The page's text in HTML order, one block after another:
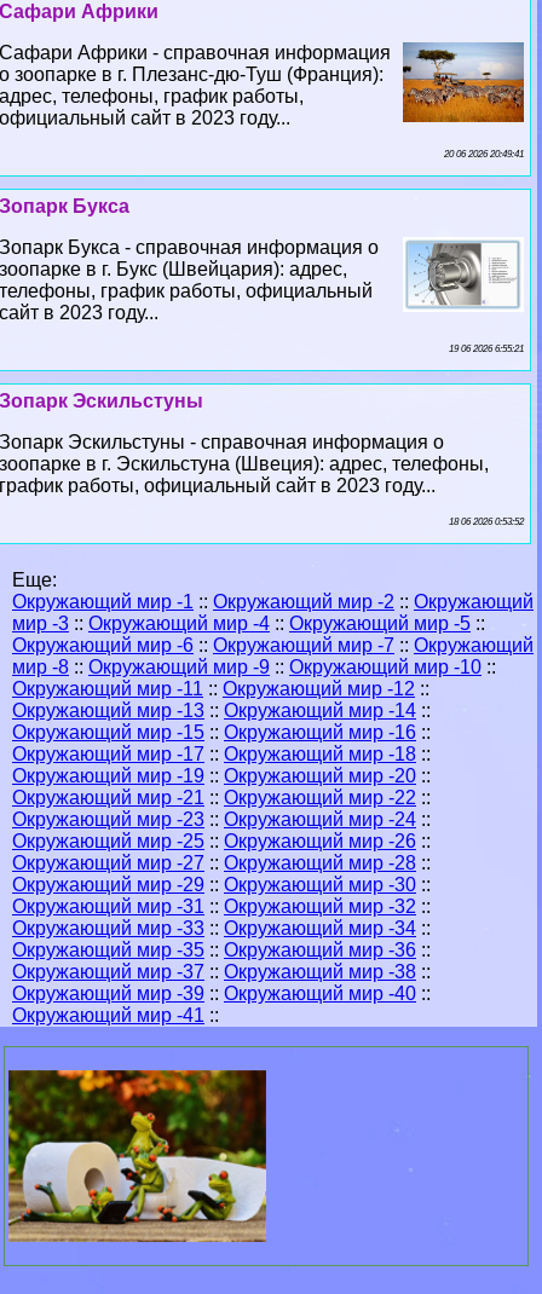
Сафари Африки
Сафари Африки - справочная информация
о зоопарке в г. Плезанс-дю-Туш (Франция):
адрес, телефоны, график работы,
официальный сайт в 2023 году...
20 06 2026 20:49:41
Зопарк Букса
Зопарк Букса - справочная информация о
зоопарке в г. Букс (Швейцария): адрес,
телефоны, график работы, официальный
сайт в 2023 году...
19 06 2026 6:55:21
Зопарк Эскильстуны
Зопарк Эскильстуны - справочная информация о
зоопарке в г. Эскильстуна (Швеция): адрес, телефоны,
график работы, официальный сайт в 2023 году...
18 06 2026 0:53:52
Еще:
Окружающий мир -1 :: Окружающий мир -2 :: Окружающий
мир -3 :: Окружающий мир -4 :: Окружающий мир -5 ::
Окружающий мир -6 :: Окружающий мир -7 :: Окружающий
мир -8 :: Окружающий мир -9 :: Окружающий мир -10 ::
Окружающий мир -11 :: Окружающий мир -12 ::
Окружающий мир -13 :: Окружающий мир -14 ::
Окружающий мир -15 :: Окружающий мир -16 ::
Окружающий мир -17 :: Окружающий мир -18 ::
Окружающий мир -19 :: Окружающий мир -20 ::
Окружающий мир -21 :: Окружающий мир -22 ::
Окружающий мир -23 :: Окружающий мир -24 ::
Окружающий мир -25 :: Окружающий мир -26 ::
Окружающий мир -27 :: Окружающий мир -28 ::
Окружающий мир -29 :: Окружающий мир -30 ::
Окружающий мир -31 :: Окружающий мир -32 ::
Окружающий мир -33 :: Окружающий мир -34 ::
Окружающий мир -35 :: Окружающий мир -36 ::
Окружающий мир -37 :: Окружающий мир -38 ::
Окружающий мир -39 :: Окружающий мир -40 ::
Окружающий мир -41 ::